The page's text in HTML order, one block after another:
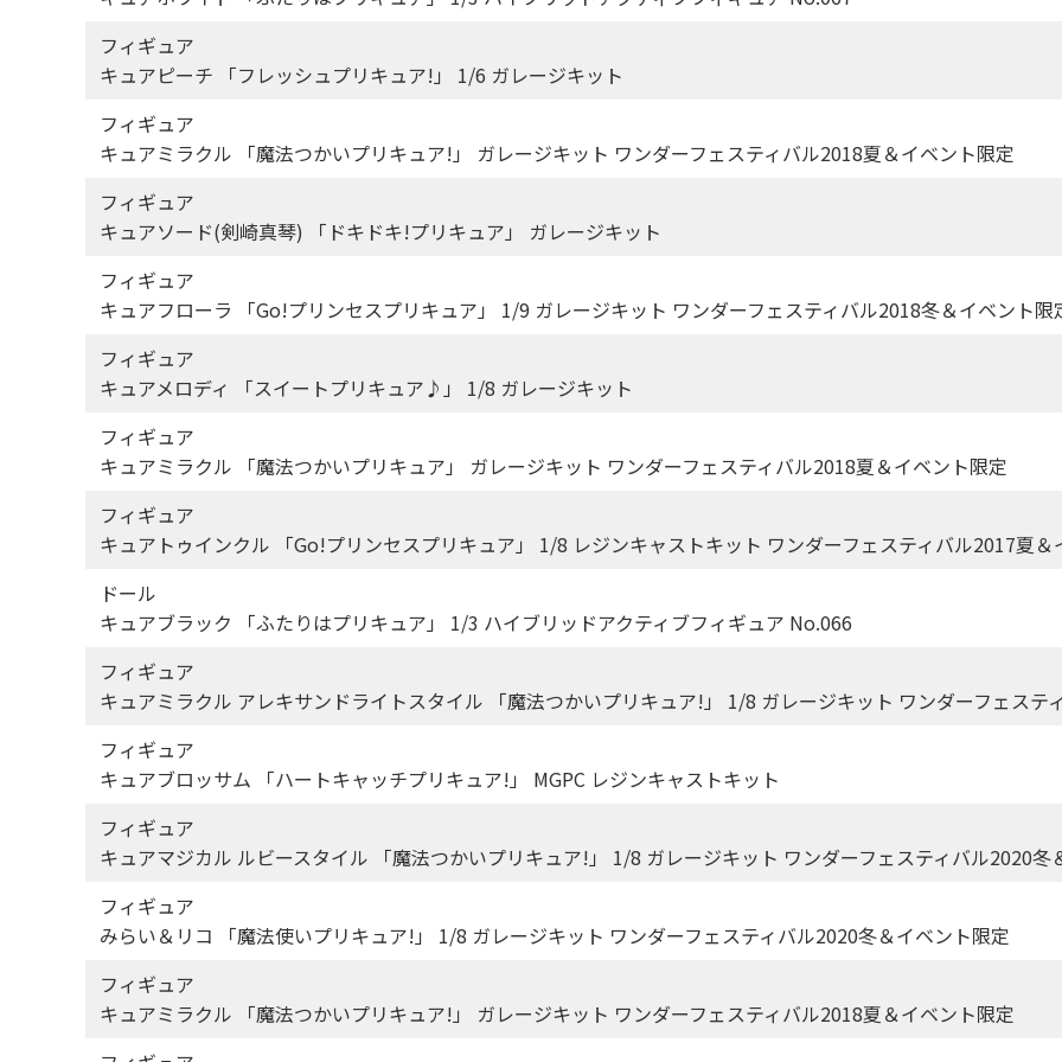
フィギュア
キュアピーチ 「フレッシュプリキュア!」 1/6 ガレージキット
フィギュア
キュアミラクル 「魔法つかいプリキュア!」 ガレージキット ワンダーフェスティバル2018夏＆イベント限定
フィギュア
キュアソード(剣崎真琴) 「ドキドキ!プリキュア」 ガレージキット
フィギュア
キュアフローラ 「Go!プリンセスプリキュア」 1/9 ガレージキット ワンダーフェスティバル2018冬＆イベント限
フィギュア
キュアメロディ 「スイートプリキュア♪」 1/8 ガレージキット
フィギュア
キュアミラクル 「魔法つかいプリキュア」 ガレージキット ワンダーフェスティバル2018夏＆イベント限定
フィギュア
キュアトゥインクル 「Go!プリンセスプリキュア」 1/8 レジンキャストキット ワンダーフェスティバル2017夏＆
ドール
キュアブラック 「ふたりはプリキュア」 1/3 ハイブリッドアクティブフィギュア No.066
フィギュア
キュアミラクル アレキサンドライトスタイル 「魔法つかいプリキュア!」 1/8 ガレージキット ワンダーフェステ
フィギュア
キュアブロッサム 「ハートキャッチプリキュア!」 MGPC レジンキャストキット
フィギュア
キュアマジカル ルビースタイル 「魔法つかいプリキュア!」 1/8 ガレージキット ワンダーフェスティバル2020冬
フィギュア
みらい＆リコ 「魔法使いプリキュア!」 1/8 ガレージキット ワンダーフェスティバル2020冬＆イベント限定
フィギュア
キュアミラクル 「魔法つかいプリキュア!」 ガレージキット ワンダーフェスティバル2018夏＆イベント限定